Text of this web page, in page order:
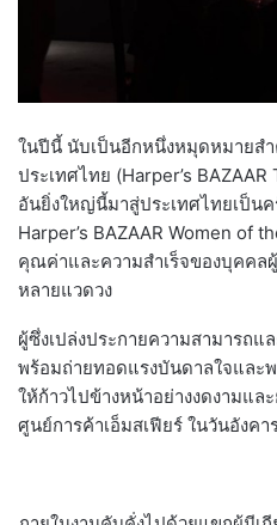
ในปีนี้ นับเป็นอีกหนึ่งหมุดหมายส
ประเทศไทย (Harper’s
อันยิ่งใหญ่นี้มาสู่ประเทศไทยเป็น
Harper’s BAZAAR Women of
คุณค่าและความสำเร็จของบุคคล
หลายแวดวง
ผู้ซึ่งเปล่งประกายความสามารถ
พร้อมถ่ายทอดแรงบันดาลใจและ
ให้ก้าวไปข้างหน้าอย่างงดงามแ
ศูนย์การค้าเอ็มสเฟียร์ ในวันอังค